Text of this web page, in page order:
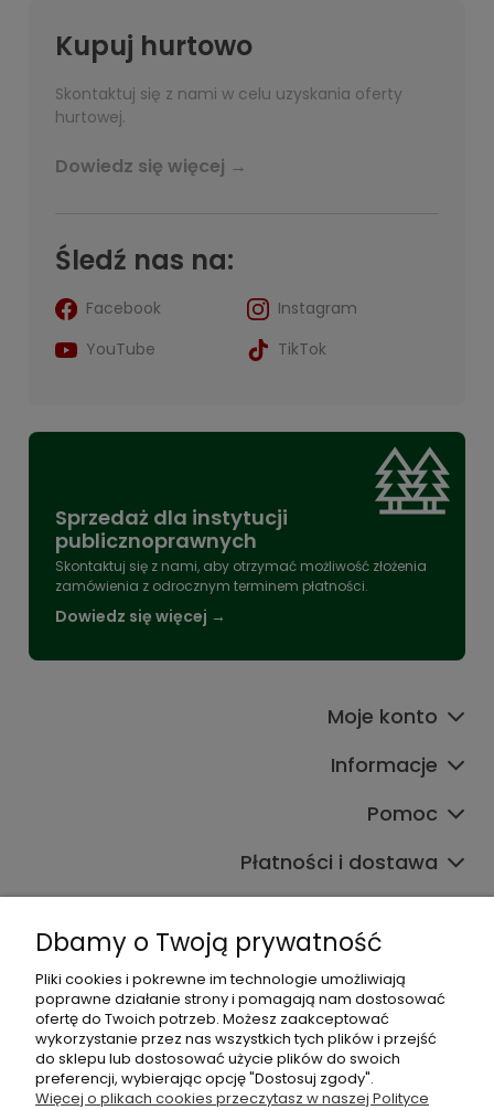
Śledź nas na:
Facebook
Instagram
YouTube
TikTok
Kupuj hurtowo
Skontaktuj się z nami w celu uzyskania oferty
hurtowej.
Dowiedz się więcej →
Sprzedaż dla instytucji
publicznoprawnych
Skontaktuj się z nami, aby otrzymać możliwość złożenia
zamówienia z odrocznym terminem płatności.
Dowiedz się więcej →
Moje konto
Informacje
Pomoc
Płatności i dostawa
Dane kontaktowe
Zadzwoń do nas lub napisz wiadomość e-mail:
+48 537 782 564
+48 537 461 261
Dbamy o Twoją prywatność
Pliki cookies i pokrewne im technologie umożliwiają
poprawne działanie strony i pomagają nam dostosować
ofertę do Twoich potrzeb. Możesz zaakceptować
wykorzystanie przez nas wszystkich tych plików i przejść
do sklepu lub dostosować użycie plików do swoich
preferencji, wybierając opcję "Dostosuj zgody".
Więcej o plikach cookies przeczytasz w naszej Polityce